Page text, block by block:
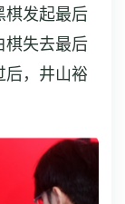
棋发起最后
棋失去最后
后，井山裕